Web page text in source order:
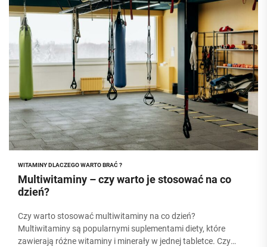
WITAMINY DLACZEGO WARTO BRAĆ ?
Multiwitaminy – czy warto je stosować na co
dzień?
Czy warto stosować multiwitaminy na co dzień?
Multiwitaminy są popularnymi suplementami diety, które
zawierają różne witaminy i minerały w jednej tabletce. Czy